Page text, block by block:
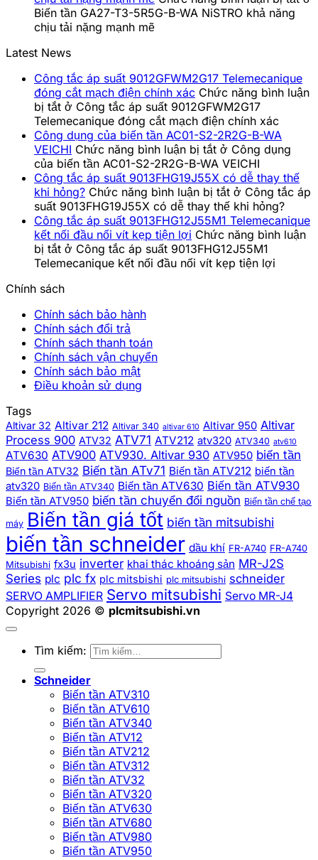
Biến tần GA27-T3-5R5G-B-WA NiSTRO khả năng
chịu tải nặng mạnh mẽ
Latest News
Công tắc áp suất 9012GFWM2G17 Telemecanique
đóng cắt mạch điện chính xác Chức năng bình luận
bị tắt ở Công tắc áp suất 9012GFWM2G17
Telemecanique đóng cắt mạch điện chính xác
Công dụng của biến tần AC01-S2-2R2G-B-WA
VEICHI Chức năng bình luận bị tắt ở Công dụng
của biến tần AC01-S2-2R2G-B-WA VEICHI
Công tắc áp suất 9013FHG19J55X có dễ thay thế
khi hỏng? Chức năng bình luận bị tắt ở Công tắc áp
suất 9013FHG19J55X có dễ thay thế khi hỏng?
Công tắc áp suất 9013FHG12J55M1 Telemecanique
kết nối đầu nối vít kẹp tiện lợi Chức năng bình luận
bị tắt ở Công tắc áp suất 9013FHG12J55M1
Telemecanique kết nối đầu nối vít kẹp tiện lợi
Chính sách
Chính sách bảo hành
Chính sách đổi trả
Chính sách thanh toán
Chính sách vận chuyển
Chính sách bảo mật
Điều khoản sử dụng
Tags
Altivar 32 Altivar 212 Altivar 340 altivar 610 Altivar 950 Altivar
Process 900 ATV32 ATV71 ATV212 atv320 ATV340 atv610
ATV630 ATV900 ATV930. Altivar 930 ATV950 biến tần
Biến tần ATV32 Biến tần ATv71 Biến tần ATV212 biến tần
atv320 Biến tần ATV340 Biến tần ATV630 Biến tần ATV930
Biến tần ATV950 biến tần chuyển đổi nguồn Biến tần chế tạo
máy Biến tần giá tốt biến tần mitsubishi
biến tần schneider dầu khí FR-A740 FR-A740
Mitsubishi fx3u inverter khai thác khoáng sản MR-J2S
Series plc plc fx plc mitsbishi plc mitsubishi schneider
SERVO AMPLIFIER Servo mitsubishi Servo MR-J4
Copyright 2026 © plcmitsubishi.vn
Tìm kiếm:
Schneider
Biến tần ATV310
Biến tần ATV610
Biến tần ATV340
Biến tần ATV12
Biến tần ATV212
Biến tần ATV312
Biến tần ATV32
Biến tần ATV320
Biến tần ATV630
Biến tần ATV680
Biến tần ATV980
Biến tần ATV950